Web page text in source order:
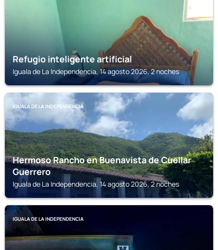
Refugio inteligente artificial
Iguala de La Independencia, 14 agosto 2026, 2 noches
IGUALA DE LA INDEPENDENCIA
Hermoso Rancho en Buenavista de Cuellar
Guerrero
Iguala de La Independencia, 14 agosto 2026, 2 noches
IGUALA DE LA INDEPENDENCIA